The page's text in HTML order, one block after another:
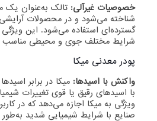
خصوصیات غیرآلی: تالک به‌عنوان یک
شناخته می‌شود و در محصولات
گسترده‌ای استفاده می‌شود. این ویژگی
شرایط مختلف جوی و محیطی مناسب
پودر معدنی میکا
واکنش با اسیدها: میکا در برابر
با اسیدهای رقیق یا قوی تغییرات
ویژگی به میکا اجازه می‌دهد که در
صنایع با شرایط شیمیایی شدید به‌طور